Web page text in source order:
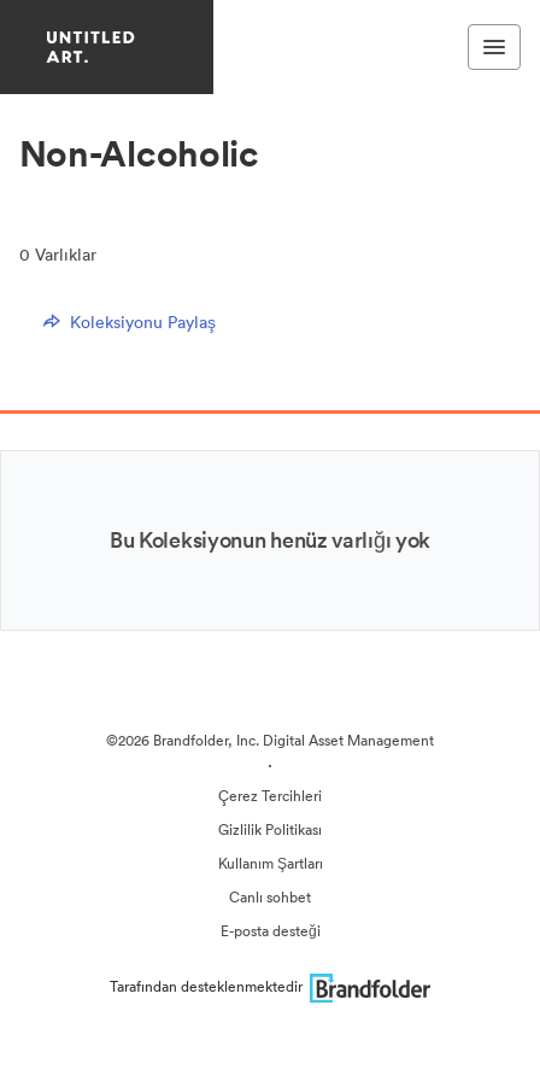
Non-Alcoholic
0 Varlıklar
Koleksiyonu Paylaş
Bu Koleksiyonun henüz varlığı yok
©2026 Brandfolder, Inc. Digital Asset Management
·
Çerez Tercihleri
Gizlilik Politikası
Kullanım Şartları
Canlı sohbet
E-posta desteği
Tarafından desteklenmektedir